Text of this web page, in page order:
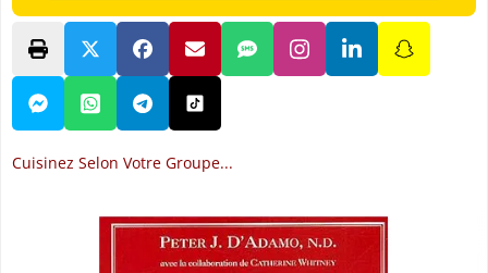
Cuisinez Selon Votre Groupe...